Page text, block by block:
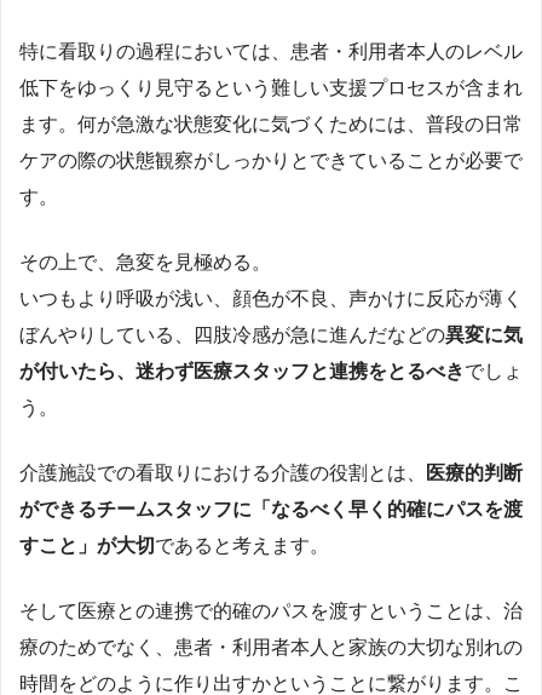
特に看取りの過程においては、患者・利用者本人のレベル
低下をゆっくり見守るという難しい支援プロセスが含まれ
ます。何が急激な状態変化に気づくためには、普段の日常
ケアの際の状態観察がしっかりとできていることが必要で
す。
その上で、急変を見極める。
いつもより呼吸が浅い、顔色が不良、声かけに反応が薄く
ぼんやりしている、四肢冷感が急に進んだなどの異変に気
が付いたら、迷わず医療スタッフと連携をとるべきでしょ
う。
介護施設での看取りにおける介護の役割とは、
医療的判断
ができるチームスタッフに「なるべく早く的確にパスを渡
すこと」が大切 であると考えます。
そして医療との連携で的確のパスを渡すということは、治
療のためでなく、患者・利用者本人と家族の大切な別れの
時間をどのように作り出すかということに繋がります。こ